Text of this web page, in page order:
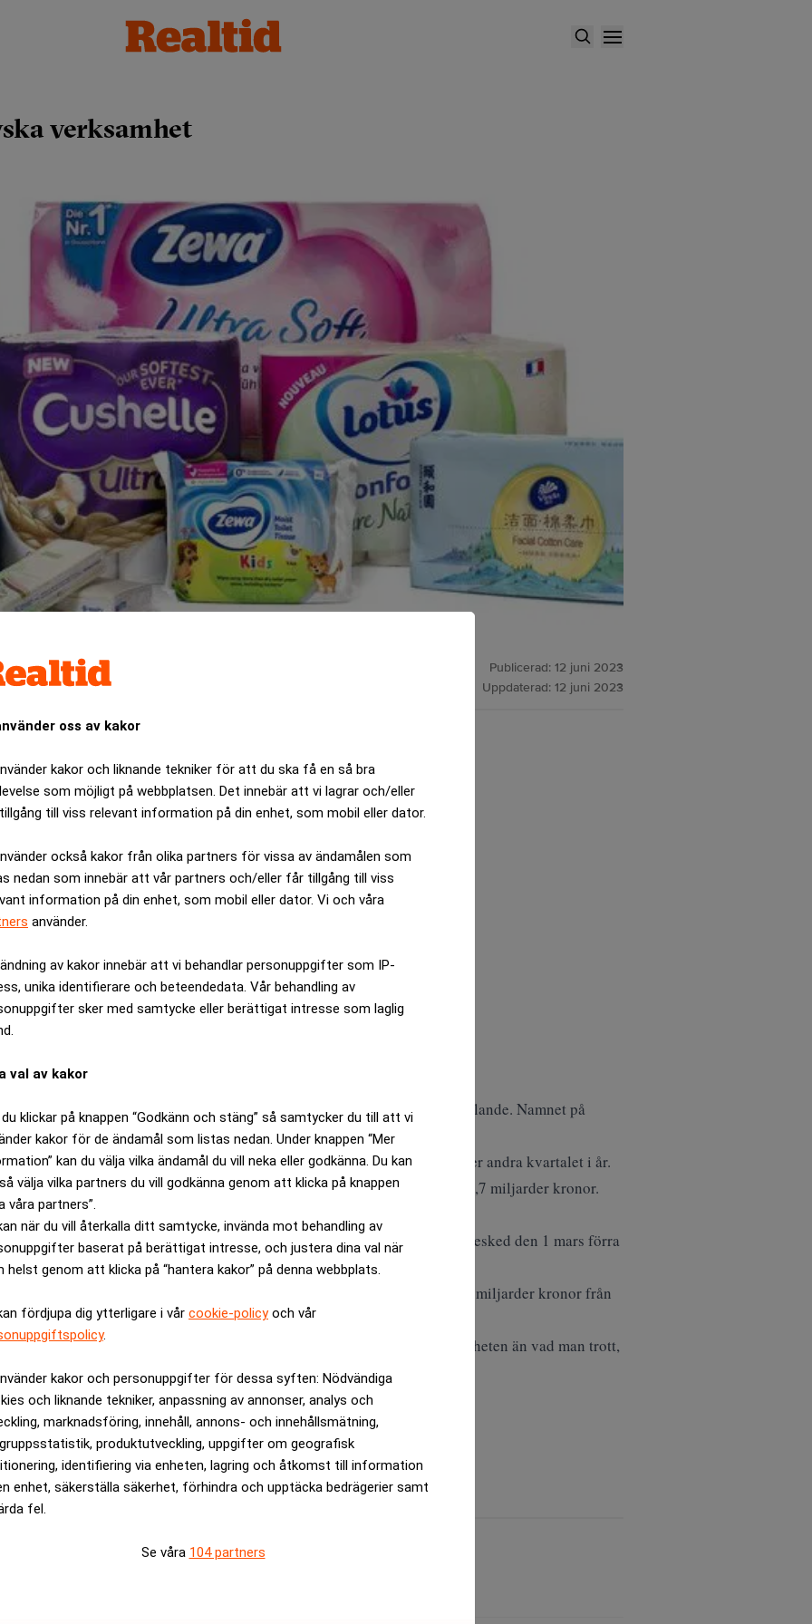
oss av kakor
kakor och liknande tekniker för att du ska få en så bra
som möjligt på webbplatsen. Det innebär att vi lagrar och/eller
till viss relevant information på din enhet, som mobil eller dator.
också kakor från olika partners för vissa av ändamålen som
nedan som innebär att vår partners och/eller får tillgång till viss
information på din enhet, som mobil eller dator. Vi och våra
använder.
av kakor innebär att vi behandlar personuppgifter som IP-
unika identifierare och beteendedata. Vår behandling av
sker med samtycke eller berättigat intresse som laglig
val av kakor
klickar på knappen “Godkänn och stäng” så samtycker du till att vi
kakor för de ändamål som listas nedan. Under knappen “Mer
kan du välja vilka ändamål du vill neka eller godkänna. Du kan
välja vilka partners du vill godkänna genom att klicka på knappen
våra partners”.
när du vill återkalla ditt samtycke, invända mot behandling av
baserat på berättigat intresse, och justera dina val när
helst genom att klicka på “hantera kakor” på denna webbplats.
fördjupa dig ytterligare i vår cookie-policyoch vår
.
kakor och personuppgifter för dessa syften: Nödvändiga
och liknande tekniker, anpassning av annonser, analys och
marknadsföring, innehåll, annons- och innehållsmätning,
produktutveckling, uppgifter om geografisk
identifiering via enheten, lagring och åtkomst till information
enhet, säkerställa säkerhet, förhindra och upptäcka bedrägerier samt
fel.
Se våra 104 partners
verksamhet
Publicerad: 12 juni 2023
Uppdaterad: 12 juni 2023
avtal om att avyttra sin ryska verksamhet.
ANNONS
tecknat avtal om att avyttra sin ryska verksamhet, enligt ett pressmeddelande. Namnet på
av ryska myndigheter och förväntas avslutas vid erhållen slutlikvid under andra kvartalet i år.
Ryssland och har under fjolåret skrivit ner tillgångarna i landet med 1,7 miljarder kronor.
två procent av Essitys totala nettoomsättning under 2022.
Det eftersom man hållit sina tre anläggningar i Ryssland igång trots besked den 1 mars förra
skulle stängas inom två veckor.
ökade bolaget sin försäljning i Ryssland under fjolåret till cirka 3,6 miljarder kronor från
längre beror på att det var mycket mer komplicerat att sälja verksamheten än vad man trott,
Stoltz till SVT.
inte att ha materiell finansiell påverkan.
är kostnadsfritt: Prenumerera